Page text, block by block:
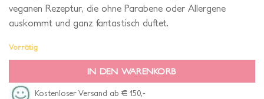
veganen Rezeptur, die ohne Parabene oder Allergene
auskommt und ganz fantastisch duftet.
Vorrätig
IN DEN WARENKORB
Kostenloser Versand ab € 150,-